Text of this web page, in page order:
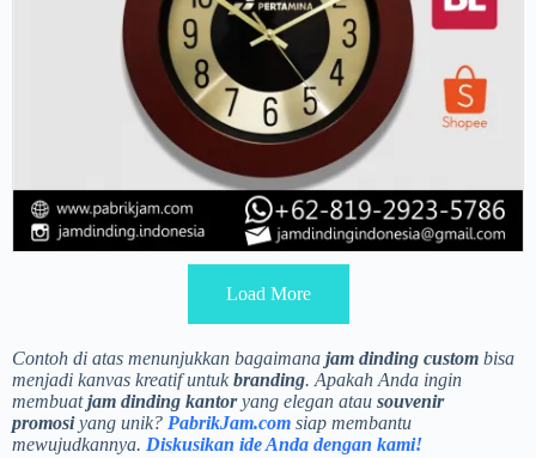
Load More
Contoh di atas menunjukkan bagaimana jam dinding custom bisa
menjadi kanvas kreatif untuk branding. Apakah Anda ingin
membuatjam dinding kantoryang elegan atau souvenir
promosiyang unik? PabrikJam.com siap membantu
mewujudkannya. Diskusikan ide Anda dengan kami!